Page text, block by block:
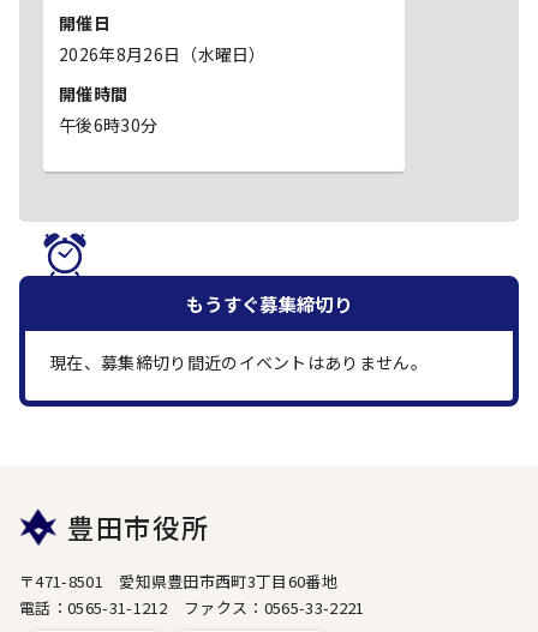
開催日
2026年8月26日（水曜日）
開催時間
午後6時30分
もうすぐ募集締切り
現在、募集締切り間近のイベントはありません。
豊田市役所
〒471-8501 愛知県豊田市西町3丁目60番地
電話：0565-31-1212 ファクス：0565-33-2221